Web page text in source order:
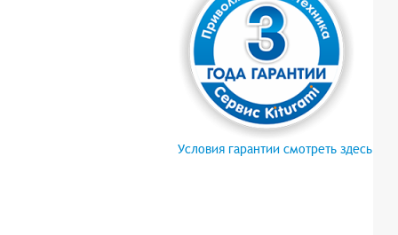
Условия гарантии смотреть здесь